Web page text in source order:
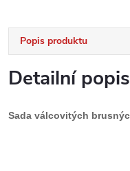
Popis produktu
Detailní
Sada válcovitých